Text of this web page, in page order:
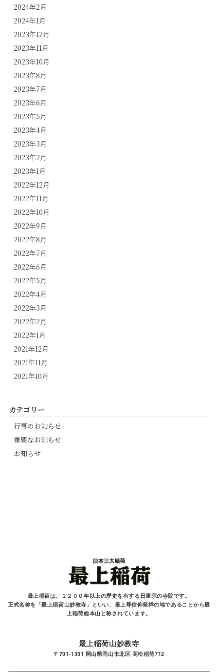
2024年2月
2024年1月
2023年12月
2023年11月
2023年10月
2023年8月
2023年7月
2023年6月
2023年5月
2023年4月
2023年3月
2023年2月
2023年1月
2022年12月
2022年11月
2022年10月
2022年9月
2022年8月
2022年7月
2022年6月
2022年5月
2022年4月
2022年3月
2022年2月
2022年1月
2021年12月
2021年11月
2021年10月
カテゴリー
行事のお知らせ
重要なお知らせ
お知らせ
最上稲荷は、１２００年以上の歴史を有する 日蓮宗の寺院です。
正式名称を「最上稲荷山妙教寺」といい、最上尊信仰発祥の地であることから最
上稲荷総本山と称されています。
最上稲荷山妙教寺
〒701-1331 岡山県岡山市北区 高松稲荷712